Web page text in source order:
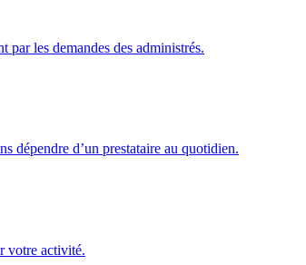
les demandes des administrés.
dépendre d’un prestataire au quotidien.
votre activité.